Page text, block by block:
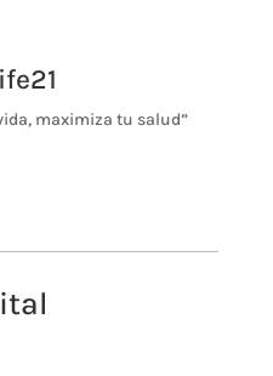
maximiza tu salud”